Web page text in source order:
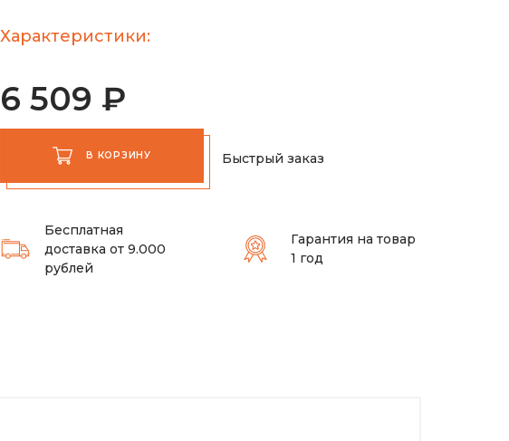
Характеристики:
6 509 ₽
В КОРЗИНУ Быстрый заказ
Бесплатная
доставка от 9.000
рублей
Гарантия на товар
1 год